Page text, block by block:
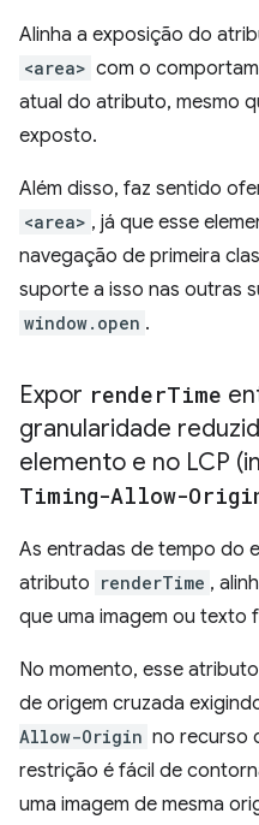
Alinha a exposição do
<area> com o
atual do atributo, mesmo
exposto.
Além disso, faz sentido
<area> , já que esse
navegação de primeira
suporte a isso nas outras
window.open .
Expor renderTime
granularidade
elemento e no LCP
Timing-Allow-
As entradas de tempo do
atributo renderTime ,
que uma imagem ou texto
No momento, esse
de origem cruzada
Allow-Origin no recurso
restrição é fácil de
uma imagem de mesma